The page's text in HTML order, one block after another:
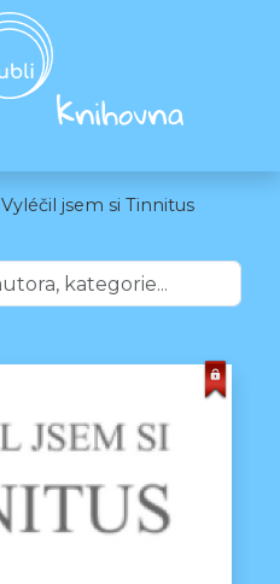
Vyléčil jsem si Tinnitus